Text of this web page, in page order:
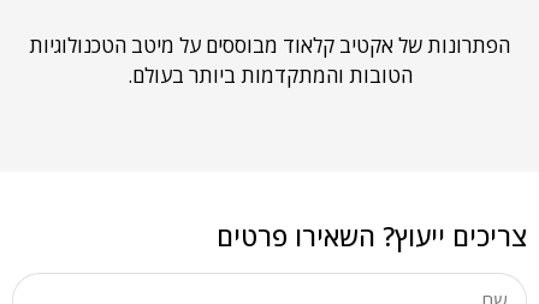
הפתרונות של אקטיב קלאוד מבוססים על מיטב הטכנולוגיות
הטובות והמתקדמות ביותר בעולם.
צריכים ייעוץ? השאירו פרטים